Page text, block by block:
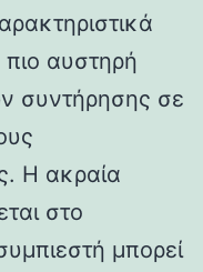
αυστηρή
συντήρησης σε
Η ακραία
στο
μπορεί